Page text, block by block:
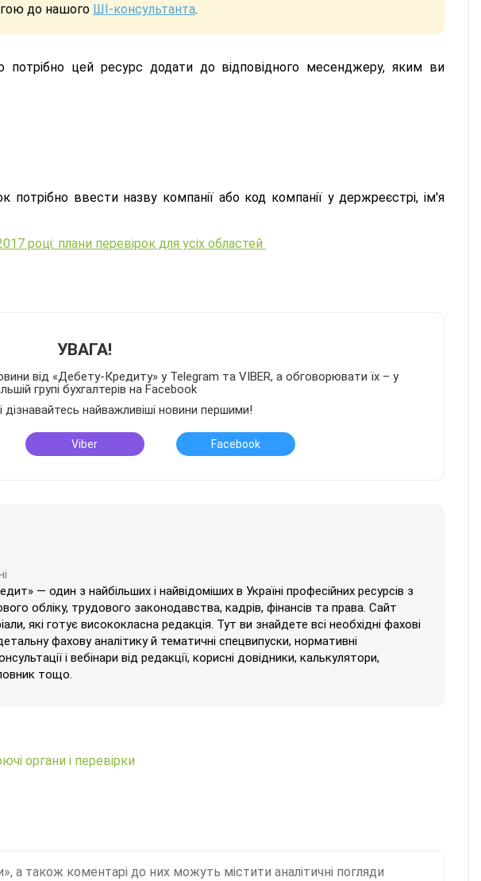
до нашого ШІ-консультанта.
потрібно цей ресурс додати до відповідного месенджеру, яким ви
потрібно ввести назву компанії або код компанії у держреєстрі, ім'я
році: плани перевірок для усіх областей
УВАГА!
від «Дебету-Кредиту» у Telegram та VIBER, а обговорювати їх – у
групі бухгалтерів на Facebook
дізнавайтесь найважливіші новини першими!
Viber Facebook
— один з найбільших і найвідоміших в Україні професійних ресурсів з
обліку, трудового законодавства, кадрів, фінансів та права. Сайт
які готує висококласна редакція. Тут ви знайдете всі необхідні фахові
фахову аналітику й тематичні спецвипуски, нормативні
і вебінари від редакції, корисні довідники, калькулятори,
тощо.
органи і перевірки
а також коментарі до них можуть містити аналітичні погляди